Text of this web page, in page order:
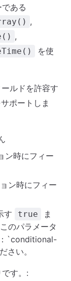
ある
,
,
を使
ルドを許容す
ポートしま
ン時にフィー
ン時にフィー
す
true
ま
のパラメータ
`conditional-
さい。
す。: